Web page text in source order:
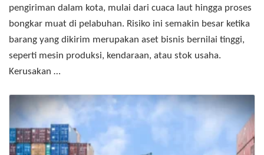
pengiriman dalam kota, mulai dari cuaca laut hingga proses
bongkar muat di pelabuhan. Risiko ini semakin besar ketika
barang yang dikirim merupakan aset bisnis bernilai tinggi,
seperti mesin produksi, kendaraan, atau stok usaha.
Kerusakan …